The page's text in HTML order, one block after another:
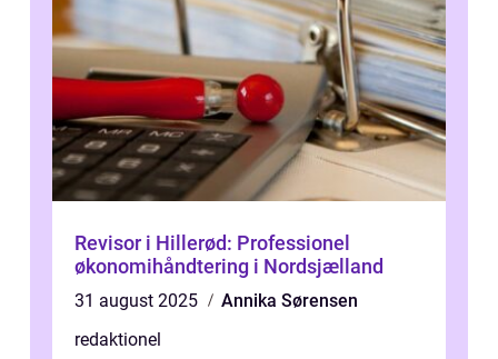
Revisor i Hillerød: Professionel
økonomihåndtering i Nordsjælland
31 august 2025
Annika Sørensen
redaktionel